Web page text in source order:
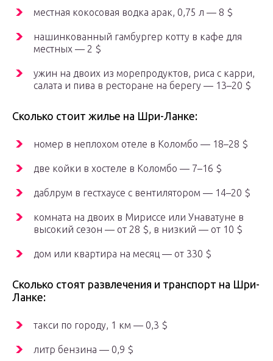
местная кокосовая водка арак, 0,75 л — 8 $
нашинкованный гамбургер котту в кафе для
местных — 2 $
ужин на двоих из морепродуктов, риса с карри,
салата и пива в ресторане на берегу — 13–20 $
Сколько стоит жилье на Шри-Ланке:
номер в неплохом отеле в Коломбо — 18–28 $
две койки в хостеле в Коломбо — 7–16 $
даблрум в гестхаусе с вентилятором — 14–20 $
комната на двоих в Мириссе или Унаватуне в
высокий сезон — от 28 $, в низкий — от 10 $
дом или квартира на месяц — от 330 $
Сколько стоят развлечения и транспорт на Шри-
Ланке:
такси по городу, 1 км — 0,3 $
литр бензина — 0,9 $